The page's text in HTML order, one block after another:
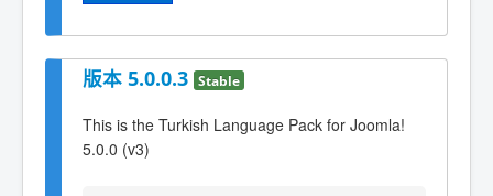
版本 5.0.0.3 Stable
This is the Turkish Language Pack for Joomla!
5.0.0 (v3)